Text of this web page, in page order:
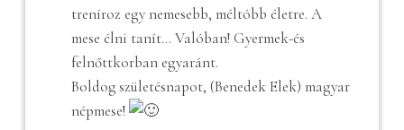
treníroz egy nemesebb, méltóbb életre. A
mese élni tanít… Valóban! Gyermek-és
felnőttkorban egyaránt.
Boldog születésnapot, (Benedek Elek) magyar
népmese!